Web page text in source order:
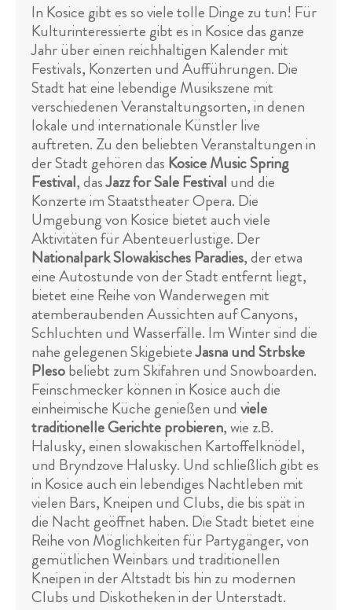
In Kosice gibt es so viele tolle Dinge zu tun! Für
Kulturinteressierte gibt es in Kosice das ganze
Jahr über einen reichhaltigen Kalender mit
Festivals, Konzerten und Aufführungen. Die
Stadt hat eine lebendige Musikszene mit
verschiedenen Veranstaltungsorten, in denen
lokale und internationale Künstler live
auftreten. Zu den beliebten Veranstaltungen in
der Stadt gehören das Kosice Music Spring
Festival, dasJazz for Sale Festival und die
Konzerte im Staatstheater Opera. Die
Umgebung von Kosice bietet auch viele
Aktivitäten für Abenteuerlustige. Der
Nationalpark Slowakisches Paradies, der etwa
eine Autostunde von der Stadt entfernt liegt,
bietet eine Reihe von Wanderwegen mit
atemberaubenden Aussichten auf Canyons,
Schluchten und Wasserfälle. Im Winter sind die
nahe gelegenen SkigebieteJasna und Strbske
Plesobeliebt zum Skifahren und Snowboarden.
Feinschmecker können in Kosice auch die
einheimische Küche genießen und viele
traditionelle Gerichte probieren, wie z.B.
Halusky, einen slowakischen Kartoffelknödel,
und Bryndzove Halusky. Und schließlich gibt es
in Kosice auch ein lebendiges Nachtleben mit
vielen Bars, Kneipen und Clubs, die bis spät in
die Nacht geöffnet haben. Die Stadt bietet eine
Reihe von Möglichkeiten für Partygänger, von
gemütlichen Weinbars und traditionellen
Kneipen in der Altstadt bis hin zu modernen
Clubs und Diskotheken in der Unterstadt.